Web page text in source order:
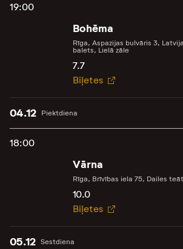
19:00
Bohēma
Rīga, Aspazijas bulvāris 3,
balets, Lielā zāle
7.7
Biļetes
Piektdiena
04.12
18:00
Vārna
Rīga, Brīvības iela 75, Dailes
10.0
Biļetes
Sestdiena
05.12